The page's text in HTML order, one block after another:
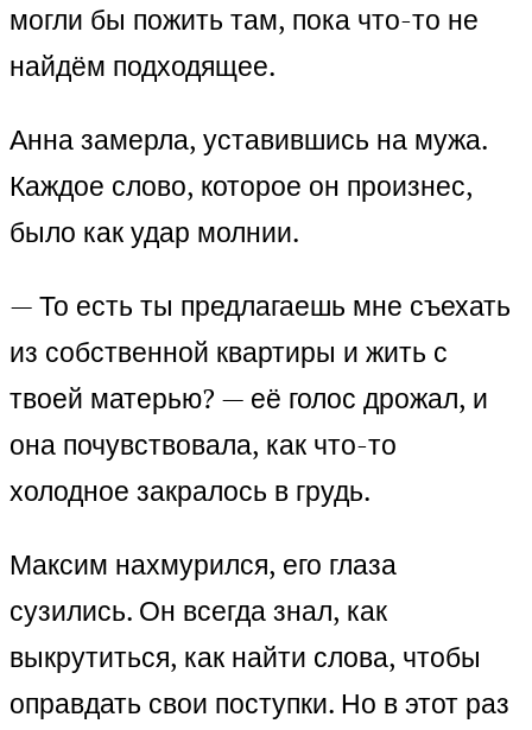
могли бы пожить там, пока что-то не
найдём подходящее.
Анна замерла, уставившись на мужа.
Каждое слово, которое он произнес,
было как удар молнии.
— То есть ты предлагаешь мне съехать
из собственной квартиры и жить с
твоей матерью? — её голос дрожал, и
она почувствовала, как что-то
холодное закралось в грудь.
Максим нахмурился, его глаза
сузились. Он всегда знал, как
выкрутиться, как найти слова, чтобы
оправдать свои поступки. Но в этот раз